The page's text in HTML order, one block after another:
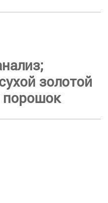
золотой
порошок